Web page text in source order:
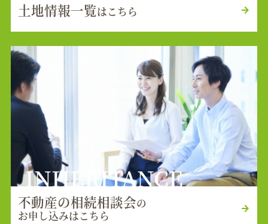
土地情報一覧はこちら
INHERITANCE
不動産の相続相談会の
お申し込みはこちら